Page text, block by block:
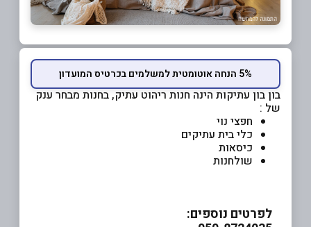
5% הנחה אוטומטית למשלמים בכרטיס המועדון
בון בון עתיקות הינה חנות ריהוט עתיק, בחנות מבחר ענק
של :
חפצי נוי
כלי בית עתיקים
כיסאות
שולחנות
לפרטים נוספים: